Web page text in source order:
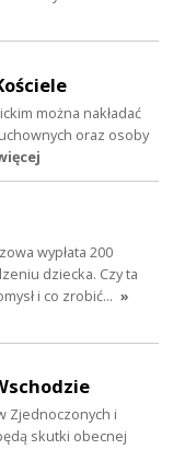
można nakładać
oraz osoby
wypłata 200
dziecka. Czy ta
i co zrobić… »
Zjednoczonych i
skutki obecnej